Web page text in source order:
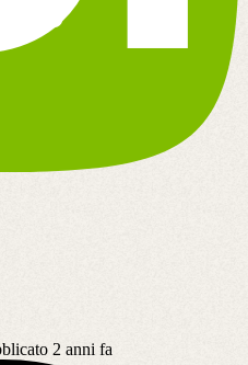
2 anni fa